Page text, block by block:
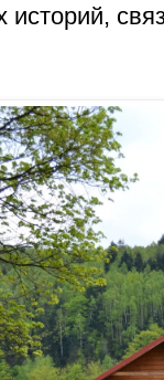
историй,